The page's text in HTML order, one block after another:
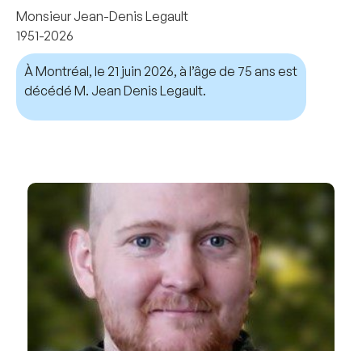
Monsieur Jean-Denis Legault
1951-2026
À Montréal, le 21 juin 2026, à l’âge de 75 ans est
décédé M. Jean Denis Legault.